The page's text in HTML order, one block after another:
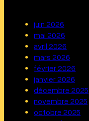
juin 2026
mai 2026
avril 2026
mars 2026
février 2026
janvier 2026
décembre 2025
novembre 2025
octobre 2025